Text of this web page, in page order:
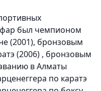
был чемпионом
(2001), бронзовым
(2006) , бронзовым
в Алматы
по каратэ